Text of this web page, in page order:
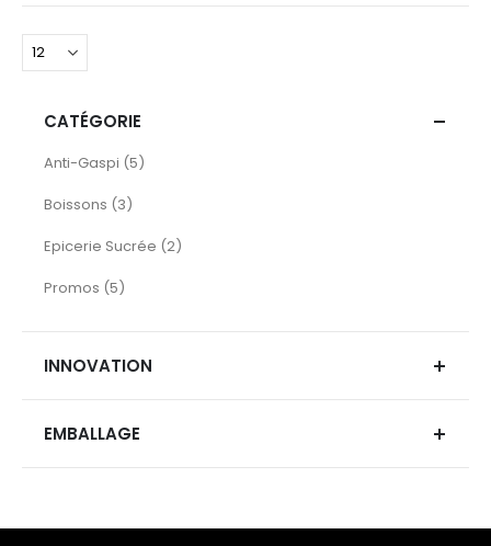
CATÉGORIE
Anti-Gaspi 5
articles
Boissons 3
articles
Epicerie Sucrée 2
articles
Promos 5
articles
INNOVATION
EMBALLAGE